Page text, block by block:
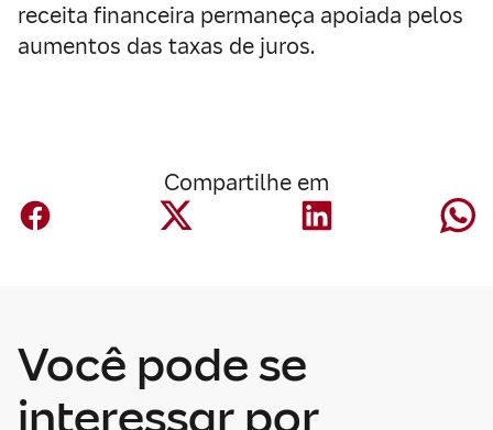
receita financeira permaneça apoiada pelos
aumentos das taxas de juros.
Compartilhe em
Você pode se
interessar por